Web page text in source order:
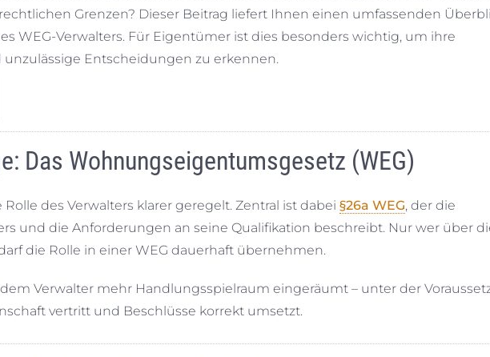
Grenzen? Dieser Beitrag liefert Ihnen einen umfassenden
WEG-Verwalters. Für Eigentümer ist dies besonders wichtig, um ihre
Entscheidungen zu erkennen.
Das Wohnungseigentumsgesetz (WEG)
des Verwalters klarer geregelt. Zentral ist dabei §26a WEG, der die
und die Anforderungen an seine Qualifikation beschreibt. Nur wer über
die Rolle in einer WEG dauerhaft übernehmen.
Verwalter mehr Handlungsspielraum eingeräumt – unter der
vertritt und Beschlüsse korrekt umsetzt.